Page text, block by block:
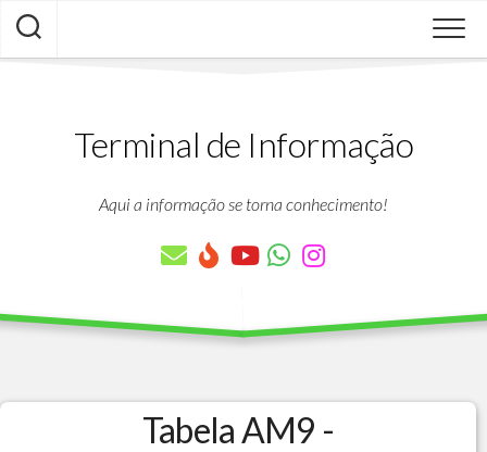
Skip
content
Terminal de Informação
Aqui a informação se torna conhecimento!
Tabela AM9 -